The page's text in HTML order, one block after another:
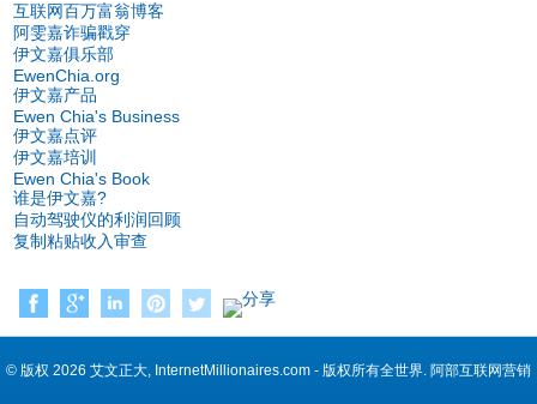
互联网百万富翁博客
阿雯嘉诈骗戳穿
伊文嘉俱乐部
EwenChia.org
伊文嘉产品
Ewen Chia's Business
伊文嘉点评
伊文嘉培训
Ewen Chia's Book
谁是伊文嘉?
自动驾驶仪的利润回顾
复制粘贴收入审查
© 版权 2026 艾文正大, InternetMillionaires.com - 版权所有全世界. 阿部互联网营销